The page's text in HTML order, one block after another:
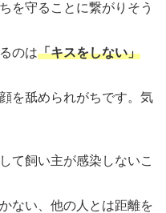
を守ることに繋がりそう
のは「キスをしない」
を舐められがちです。気
して飼い主が感染しないこ
ない、他の人とは距離を